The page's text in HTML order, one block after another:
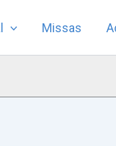
Missas